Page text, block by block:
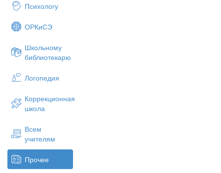
Психологу
ОРКиСЭ
Школьному
библиотекарю
Логопедия
Коррекционная
школа
Всем
учителям
Прочее